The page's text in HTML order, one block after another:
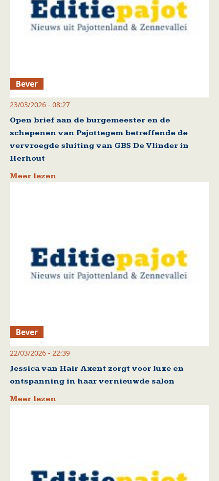
Bever
23/03/2026 - 08:27
Open brief aan de burgemeester en de
schepenen van Pajottegem betreffende de
vervroegde sluiting van GBS De Vlinder in
Herhout
Meer lezen
Bever
22/03/2026 - 22:39
Jessica van Hair Axent zorgt voor luxe en
ontspanning in haar vernieuwde salon
Meer lezen